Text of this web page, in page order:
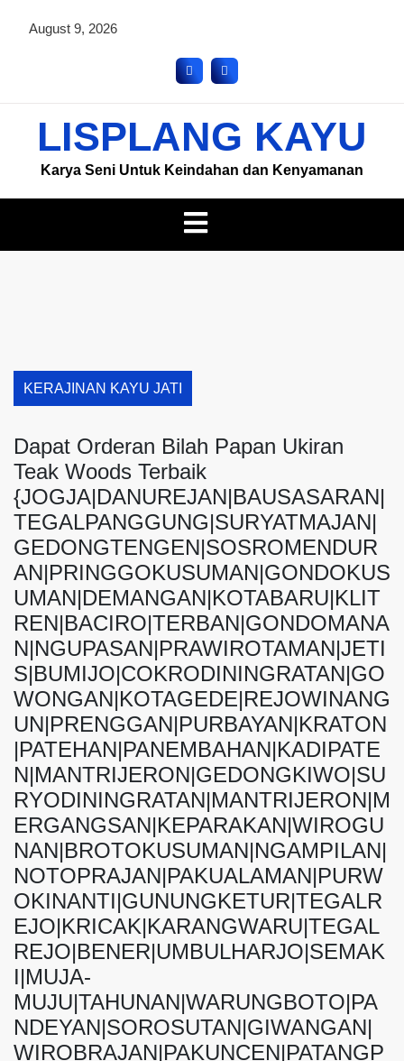
August 9, 2026
LISPLANG KAYU
Karya Seni Untuk Keindahan dan Kenyamanan
KERAJINAN KAYU JATI
Dapat Orderan Bilah Papan Ukiran
Teak Woods Terbaik
{JOGJA|DANUREJAN|BAUSASARAN|
TEGALPANGGUNG|SURYATMAJAN|
GEDONGTENGEN|SOSROMENDUR
AN|PRINGGOKUSUMAN|GONDOKUS
UMAN|DEMANGAN|KOTABARU|KLIT
REN|BACIRO|TERBAN|GONDOMANA
N|NGUPASAN|PRAWIROTAMAN|JETI
S|BUMIJO|COKRODININGRATAN|GO
WONGAN|KOTAGEDE|REJOWINANG
UN|PRENGGAN|PURBAYAN|KRATON
|PATEHAN|PANEMBAHAN|KADIPATE
N|MANTRIJERON|GEDONGKIWO|SU
RYODININGRATAN|MANTRIJERON|M
ERGANGSAN|KEPARAKAN|WIROGU
NAN|BROTOKUSUMAN|NGAMPILAN|
NOTOPRAJAN|PAKUALAMAN|PURW
OKINANTI|GUNUNGKETUR|TEGALR
EJO|KRICAK|KARANGWARU|TEGAL
REJO|BENER|UMBULHARJO|SEMAK
I|MUJA-
MUJU|TAHUNAN|WARUNGBOTO|PA
NDEYAN|SOROSUTAN|GIWANGAN|
WIROBRAJAN|PAKUNCEN|PATANGP